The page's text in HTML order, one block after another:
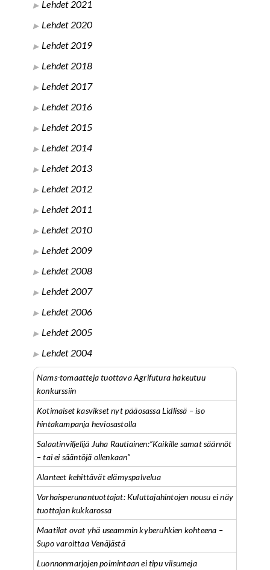
Lehdet 2021
Lehdet 2020
Lehdet 2019
Lehdet 2018
Lehdet 2017
Lehdet 2016
Lehdet 2015
Lehdet 2014
Lehdet 2013
Lehdet 2012
Lehdet 2011
Lehdet 2010
Lehdet 2009
Lehdet 2008
Lehdet 2007
Lehdet 2006
Lehdet 2005
Lehdet 2004
Nams-tomaatteja tuottava Agrifutura hakeutuu
konkurssiin
Kotimaiset kasvikset nyt pääosassa Lidlissä – iso
hintakampanja heviosastolla
Salaatinviljelijä Juha Rautiainen:”Kaikille samat säännöt
– tai ei sääntöjä ollenkaan”
Alanteet kehittävät elämyspalvelua
Varhaisperunantuottajat: Kuluttajahintojen nousu ei näy
tuottajan kukkarossa
Maatilat ovat yhä useammin kyberuhkien kohteena –
Supo varoittaa Venäjästä
Luonnonmarjojen poimintaan ei tipu viisumeja